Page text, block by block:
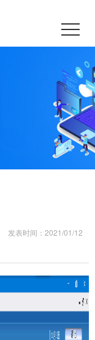
发表时间：2021/01/12